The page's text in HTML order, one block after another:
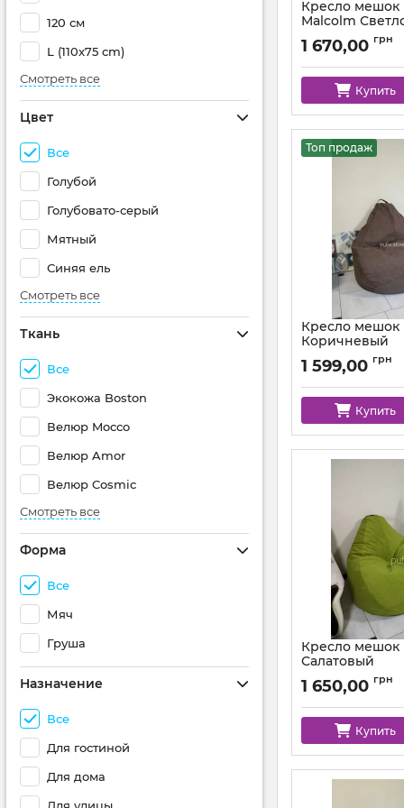
120 см
L (110x75 cm)
Смотреть все
Цвет
Все
Голубой
Голубовато-серый
Мятный
Синяя ель
Смотреть все
Ткань
Все
Экокожа Boston
Велюр Mocco
Велюр Amor
Велюр Cosmic
Смотреть все
Форма
Все
Мяч
Груша
Назначение
Все
Для гостиной
Для дома
Кресло мешок
Malcolm
Артикул: km-
1 670,00 грн
Купить
Топ продаж
Кресло мешок
Коричневый
Артикул: km-polo-5-l
1 599,00 грн
Купить
Кресло мешок
Салатовый
Артикул: km-mocco-
1 650,00 грн
Купить